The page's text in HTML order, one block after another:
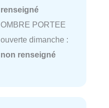
renseigné
OMBRE PORTEE
ouverte dimanche :
non renseigné